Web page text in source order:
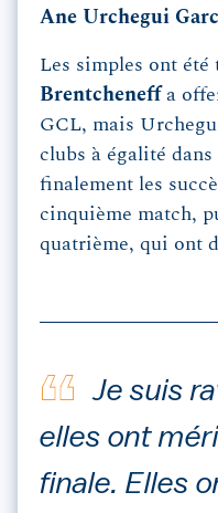
Ane Urchegui
Les simples ont
Brentcheneff a
GCL, mais
clubs à égalité
finalement les
cinquième match,
quatrième, qui ont
Je suis
elles ont
finale. Elles